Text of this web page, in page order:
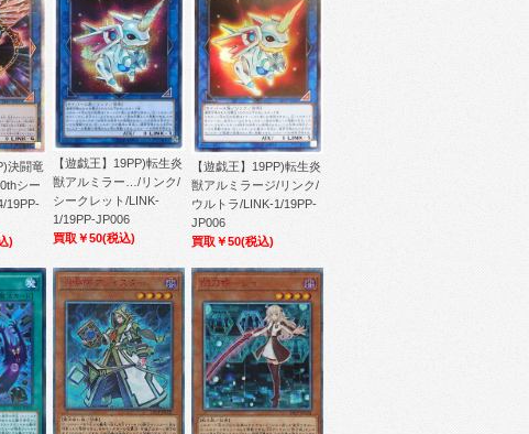
決闘竜
シー
19PP-
)
【遊戯王】19PP)転生炎
獣アルミラー…/リンク/
シークレット/LINK-
1/19PP-JP006
買取￥50(税込)
【遊戯王】19PP)転生炎
獣アルミラージ/リンク/
ウルトラ/LINK-1/19PP-
JP006
買取￥50(税込)